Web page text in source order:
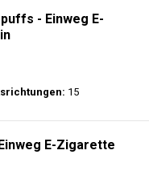
- Einweg E-
15
E-Zigarette